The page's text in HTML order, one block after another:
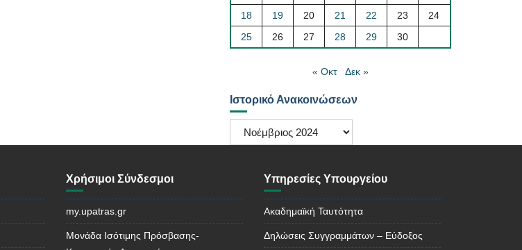
18
19 20 21 22 23
24
25
26 27 28 29 30
« Οκτ Δεκ »
Ιστορικό Ανακοινώσεων
Ιστορικό
Ανακοινώσεων
Χρήσιμοι Σύνδεσμοι
my.upatras.gr
Μονάδα Ισότιμης Πρόσβασης-
Υπηρεσίες Υπουργείου
Ακαδημαϊκή Ταυτότητα
Δηλώσεις Συγγραμμάτων – Εύδοξος